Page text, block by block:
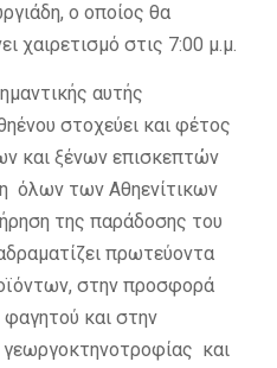
ο οποίος θα
χαιρετισμό στις 7:00 μ.μ.
αυτής
στοχεύει και φέτος
και ξένων επισκεπτών
όλων των Αθηενίτικων
της παράδοσης του
πρωτεύοντα
στην προσφορά
φαγητού και στην
και